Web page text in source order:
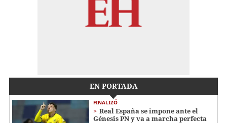
EN PORTADA
FINALIZÓ
Real España se impone ante el
Génesis PN y va a marcha perfecta